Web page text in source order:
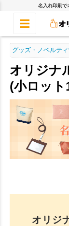
名入れ印刷で
グッズ・ノベルテ
オリジナ
(小ロット
オリジ